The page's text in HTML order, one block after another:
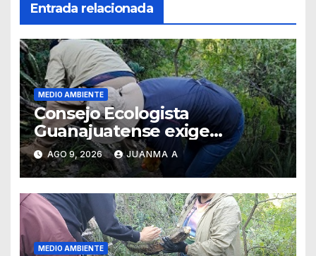
Entrada relacionada
MEDIO AMBIENTE
Consejo Ecologista
Guanajuatense exige
investigar y sancionar los
daños por tala de vegetación
AGO 9, 2026 JUANMA A
MEDIO AMBIENTE